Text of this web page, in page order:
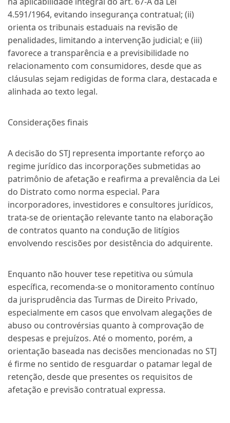
4.591/1964, evitando insegurança contratual; (ii)
orienta os tribunais estaduais na revisão de
penalidades, limitando a intervenção judicial; e (iii)
favorece a transparência e a previsibilidade no
relacionamento com consumidores, desde que as
cláusulas sejam redigidas de forma clara, destacada e
alinhada ao texto legal.
Considerações finais
A decisão do STJ representa importante reforço ao
regime jurídico das incorporações submetidas ao
patrimônio de afetação e reafirma a prevalência da Lei
do Distrato como norma especial. Para
incorporadores, investidores e consultores jurídicos,
trata-se de orientação relevante tanto na elaboração
de contratos quanto na condução de litígios
envolvendo rescisões por desistência do adquirente.
Enquanto não houver tese repetitiva ou súmula
específica, recomenda-se o monitoramento contínuo
da jurisprudência das Turmas de Direito Privado,
especialmente em casos que envolvam alegações de
abuso ou controvérsias quanto à comprovação de
despesas e prejuízos. Até o momento, porém, a
orientação baseada nas decisões mencionadas no STJ
é firme no sentido de resguardar o patamar legal de
retenção, desde que presentes os requisitos de
afetação e previsão contratual expressa.